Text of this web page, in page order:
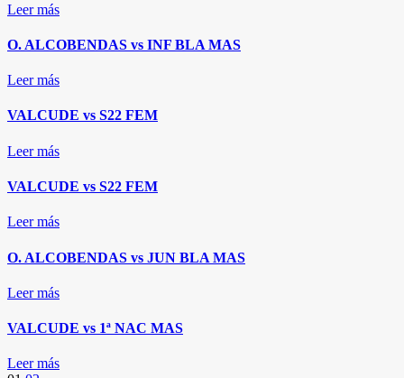
Leer más
O. ALCOBENDAS vs INF BLA MAS
Leer más
VALCUDE vs S22 FEM
Leer más
VALCUDE vs S22 FEM
Leer más
O. ALCOBENDAS vs JUN BLA MAS
Leer más
VALCUDE vs 1ª NAC MAS
Leer más